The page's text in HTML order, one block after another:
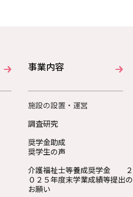
事業内容
施設の設置・運営
調査研究
奨学金助成
奨学生の声
介護福祉士等養成奨学金 ２
０２５年度末学業成績等提出の
お願い